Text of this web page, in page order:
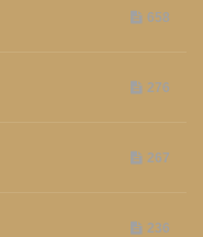
658
276
267
236